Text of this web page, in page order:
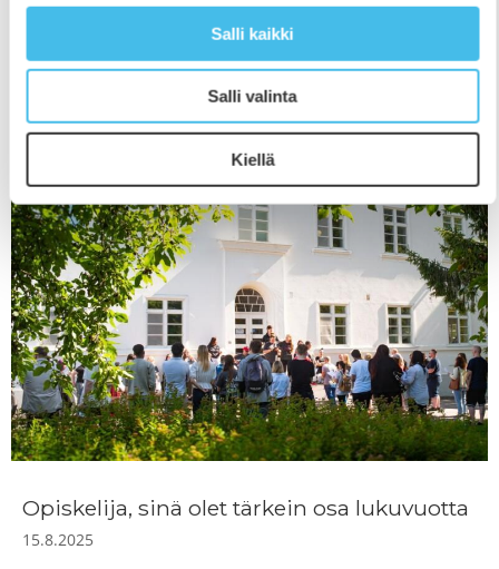
Salli kaikki
Salli valinta
Kiellä
suunnittelen ja valmistan erilaisia kuoseja ja tuotteita
Opiskelija, sinä olet tärkein osa lukuvuotta
15.8.2025